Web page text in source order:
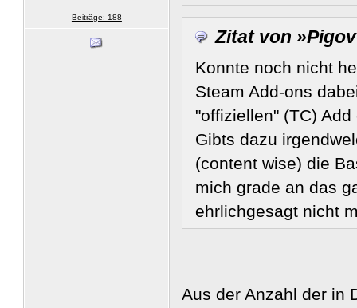
Beiträge: 188
Zitat von
Konnte noch nicht
Steam Add-ons
"offiziellen" (TC)
Gibts dazu
(content wise) die
mich grade an das
ehrlichgesagt nicht
Aus der Anzahl der in